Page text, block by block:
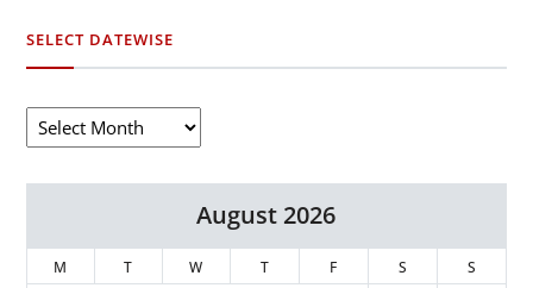
SELECT DATEWISE
August 2026
M T W T F S
S